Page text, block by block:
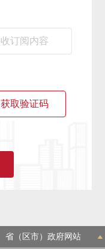
图说互动
获取验证码
省（区市）政府网站